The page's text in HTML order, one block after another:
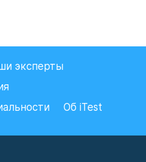
эксперты
Об iTest